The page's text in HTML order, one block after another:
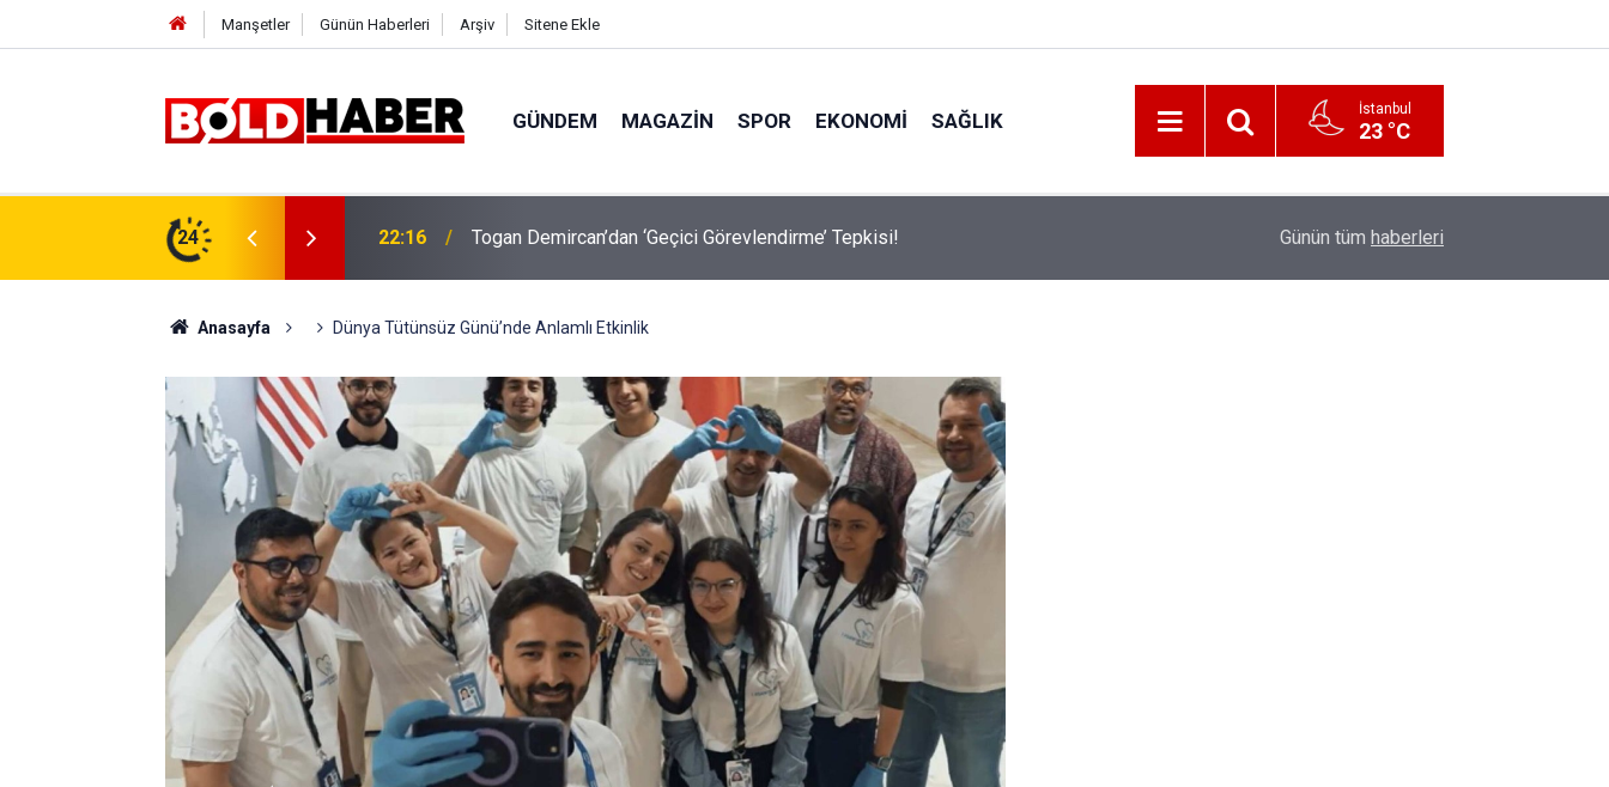
Manşetler Günün Haberleri Arşiv Sitene Ekle
GÜNDEM MAGAZIN SPOR EKONOMI SAĞLIK İstanbul
23 °C
24 19:32 Sıcak Havalarda Ödem Şikayetini Hafife Almayın! İzmir 112’de Kan Donduran İddialar!
Günün tüm haberleri
Anasayfa Dünya Tütünsüz Günü’nde Anlamlı Etkinlik